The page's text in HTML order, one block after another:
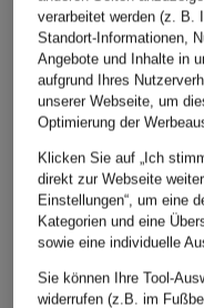
ÄHNLICHE ARTIKEL
verarbeitet werden (z. B.
Standort-Informationen,
Angebote und Inhalte in
aufgrund Ihres
unserer Webseite, um
Optimierung der
Klicken Sie auf „Ich
direkt zur Webseite
Einstellungen“, um eine
Kategorien und eine
sowie eine individuelle
Sie können Ihre Tool-
widerrufen (z.B. im